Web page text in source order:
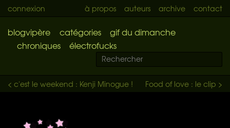
connexion à propos auteurs archive contact
blogvipère catégories
gif du dimanche
chroniques
électrofucks
Food of love : le clip >
< c'est le weekend : Kenji Minogue !